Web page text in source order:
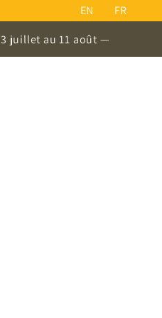
EN
FR
au 11 août —